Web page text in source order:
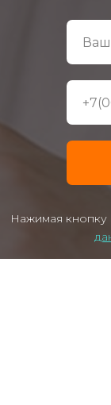
Нажимая кнопку